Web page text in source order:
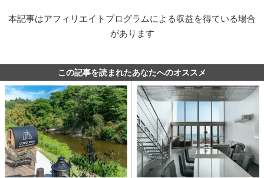
本記事はアフィリエイトプログラムによる収益を得ている場合
があります
この記事を読まれたあなたへのオススメ